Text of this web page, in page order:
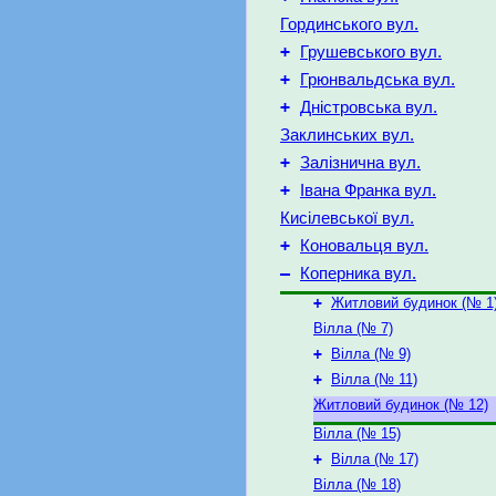
Гординського вул.
+ Грушевського вул.
+ Грюнвальдська вул.
+ Дністровська вул.
Заклинських вул.
+ Залізнична вул.
+
Івана Франка вул.
Кисілевської вул.
+ Коновальця вул.
– Коперника вул.
+ Житловий будинок (№
Вілла (№ 7)
+
Вілла (№ 9)
+
Вілла (№ 11)
Житловий будинок (№ 12)
Вілла (№ 15)
+
Вілла (№ 17)
Вілла (№ 18)